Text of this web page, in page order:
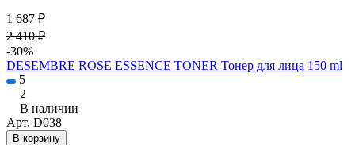
1 687 ₽
2 410 ₽
-30%
DESEMBRE ROSE ESSENCE TONER Тонер для лица 150 ml
5
2
В наличии
Арт. D038
В корзину